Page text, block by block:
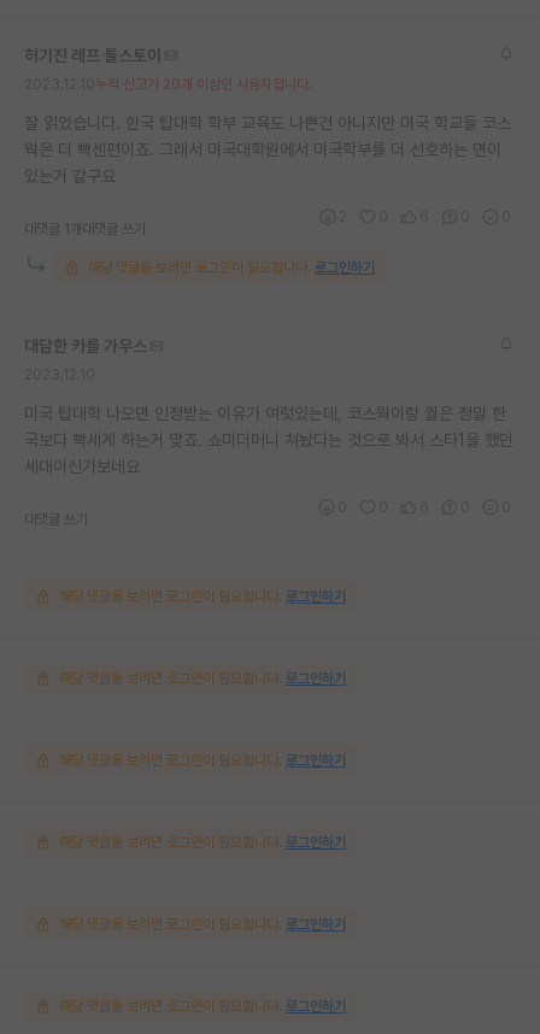
허기진 레프 톨스토이
누적 신고가 20개 이상인 사용자입니다.
잘 읽었습니다. 한국 탑대학 학부 교육도 나쁜건 아니지만 미국 학교들 코스
웍은 더 빡센편이죠. 그래서 미국대학원에서 미국학부를 더 선호하는 면이
있는거 같구요
대댓글 1개 대댓글 쓰기
해당 댓글을 보려면 로그인이 필요합니다. 로그인하기
대담한 카를 가우스
미국 탑대학 나오면 인정받는 이유가 여럿있는데, 코스웍이랑 퀄은 정말 한
국보다 빡세게 하는거 맞죠. 쇼미더머니 쳐놨다는 것으로 봐서 스타1을 했던
세대이신가보네요
대댓글 쓰기
해당 댓글을 보려면 로그인이 필요합니다. 로그인하기
해당 댓글을 보려면 로그인이 필요합니다. 로그인하기
해당 댓글을 보려면 로그인이 필요합니다. 로그인하기
해당 댓글을 보려면 로그인이 필요합니다. 로그인하기
해당 댓글을 보려면 로그인이 필요합니다. 로그인하기
해당 댓글을 보려면 로그인이 필요합니다. 로그인하기